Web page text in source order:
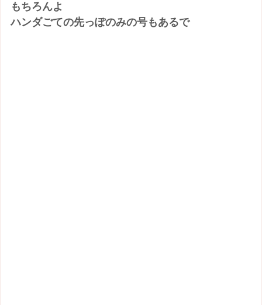
もちろんよ
ハンダごての先っぽのみの号もあるで